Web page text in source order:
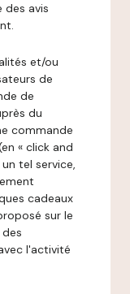
des avis
et/ou
de
de
du
commande
« click and
tel service,
cadeaux
sur le
l'activité